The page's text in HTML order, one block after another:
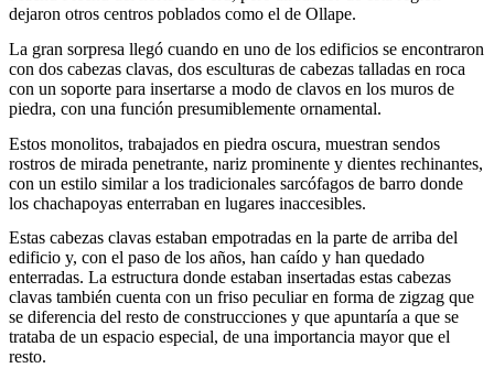
dejaron otros centros poblados como el de Ollape.
La gran sorpresa llegó cuando en uno de los edificios se encontraron
con dos cabezas clavas, dos esculturas de cabezas talladas en roca
con un soporte para insertarse a modo de clavos en los muros de
piedra, con una función presumiblemente ornamental.
Estos monolitos, trabajados en piedra oscura, muestran sendos
rostros de mirada penetrante, nariz prominente y dientes rechinantes,
con un estilo similar a los tradicionales sarcófagos de barro donde
los chachapoyas enterraban en lugares inaccesibles.
Estas cabezas clavas estaban empotradas en la parte de arriba del
edificio y, con el paso de los años, han caído y han quedado
enterradas. La estructura donde estaban insertadas estas cabezas
clavas también cuenta con un friso peculiar en forma de zigzag que
se diferencia del resto de construcciones y que apuntaría a que se
trataba de un espacio especial, de una importancia mayor que el
resto.